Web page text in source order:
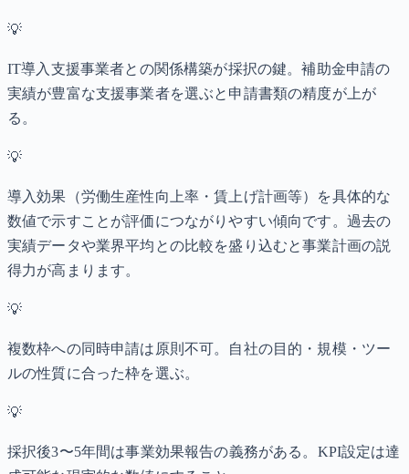
💡
IT導入支援事業者との関係構築が採択の鍵。補助金申請の
実績が豊富な支援事業者を選ぶと申請書類の精度が上が
る。
💡
導入効果（労働生産性向上率・賃上げ計画等）を具体的な
数値で示すことが評価につながりやすい傾向です。過去の
実績データや業界平均との比較を盛り込むと事業計画の説
得力が高まります。
💡
複数枠への同時申請は原則不可。自社の目的・規模・ツー
ルの性質に合った枠を選ぶ。
💡
採択後3〜5年間は事業効果報告の義務がある。KPI設定は達